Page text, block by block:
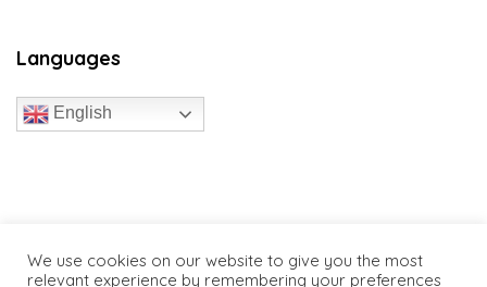
Languages
English
We use cookies on our website to give you the most
relevant experience by remembering your preferences